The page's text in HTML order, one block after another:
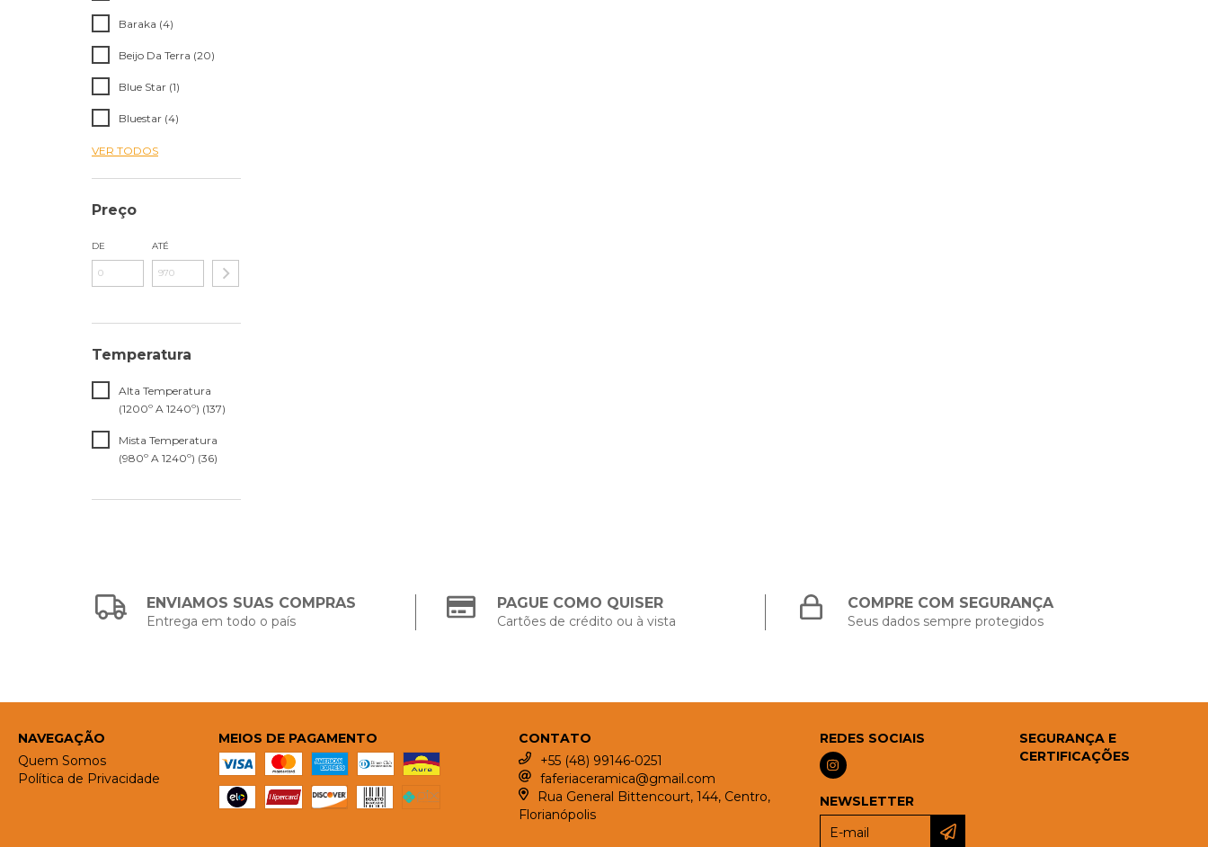
Baraka (4)
Beijo Da Terra (20)
Blue Star (1)
Bluestar (4)
VER TODOS
Preço
DE ATÉ
Temperatura
Alta Temperatura
(1200º A 1240º) (137)
Mista Temperatura
(980º A 1240º) (36)
ENVIAMOS SUAS COMPRAS
Entrega em todo o país
PAGUE COMO QUISER
Cartões de crédito ou à vista
COMPRE COM SEGURANÇA
Seus dados sempre protegidos
NAVEGAÇÃO
Quem Somos
Política de Privacidade
MEIOS DE PAGAMENTO
CONTATO
+55 (48) 99146-0251
faferiaceramica@gmail.com
Rua General Bittencourt, 144, Centro,
Florianópolis
REDES SOCIAIS
NEWSLETTER
SEGURANÇA E
CERTIFICAÇÕES